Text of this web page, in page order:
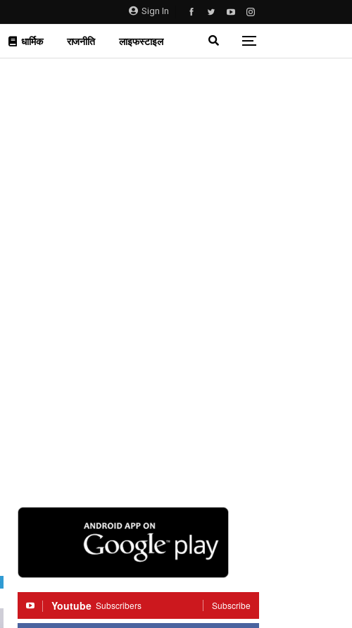
Sign In
धार्मिक राजनीति लाइफस्टाइल
Youtube Subscribers Subscribe